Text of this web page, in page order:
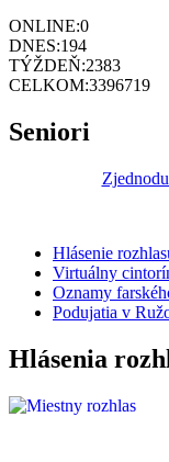
ONLINE:0
DNES:194
TÝŽDEŇ:2383
CELKOM:3396719
Seniori
Hlásenie
Virtuálny
Oznamy
Podujatia v
Hlásenia